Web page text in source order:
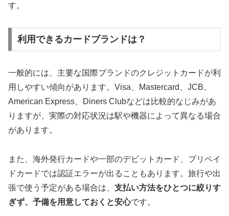
す。
利用できるカードブランドは？
一般的には、主要な国際ブランドのクレジットカードが利
用しやすい傾向があります。Visa、Mastercard、JCB、
American Express、Diners Clubなどは比較的なじみがあ
りますが、実際の対応状況は駅や機器によって異なる場合
があります。
また、海外発行カードや一部のデビットカード、プリペイ
ドカードでは認証エラーが出ることもあります。旅行や出
張で使う予定がある場合は、 支払い方法をひとつに絞りす
ぎず、予備を用意しておくと安心です。